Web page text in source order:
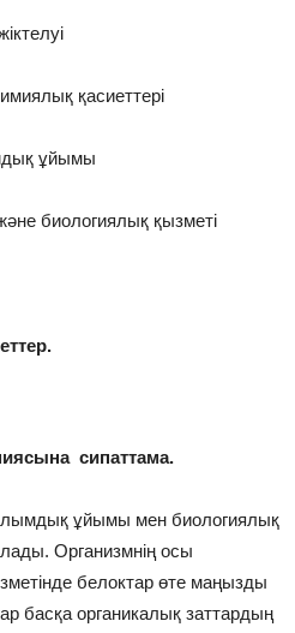
қасиеттері
ұйымы
биологиялық қызметі
сипаттама.
ұйымы мен биологиялық
Организмнің осы
белоктар өте маңызды
басқа органикалық заттардың